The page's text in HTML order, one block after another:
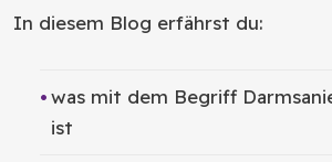
In diesem Blog erfährst du:
was mit dem Begriff
ist